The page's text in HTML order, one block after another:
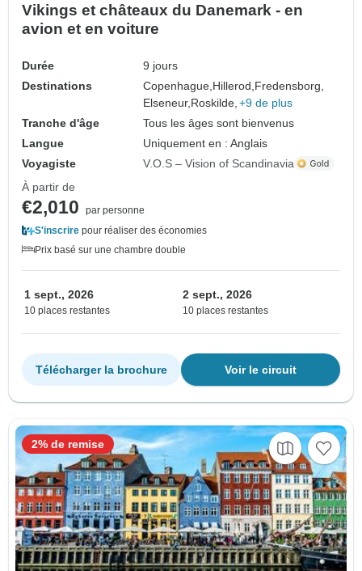
Vikings et châteaux du Danemark - en
avion et en voiture
Durée
9 jours
Destinations
Copenhague, Hillerod, Fredensborg,
Elseneur, Roskilde, +9 de plus
Tranche d'âge
Tous les âges sont bienvenus
Langue
Uniquement en : Anglais
Voyagiste
V.O.S – Vision of Scandinavia
À partir de
€2,010
par personne
S'inscrire pour réaliser des économies
Prix basé sur une chambre double
1 sept., 2026
10 places restantes
2 sept., 2026
10 places restantes
Voir le circuit
Télécharger la brochure
2% de remise